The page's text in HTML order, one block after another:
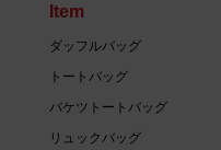
Item
ダッフルバッグ
トートバッグ
バケツトートバッグ
リュックバッグ